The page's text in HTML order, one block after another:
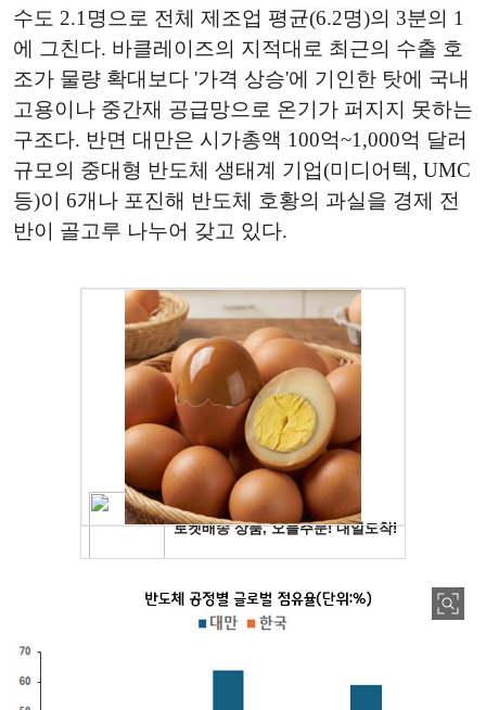
수도 2.1명으로 전체 제조업 평균(6.2명)의 3분의 1
에 그친다. 바클레이즈의 지적대로 최근의 수출 호
조가 물량 확대보다 '가격 상승'에 기인한 탓에 국내
고용이나 중간재 공급망으로 온기가 퍼지지 못하는
구조다. 반면 대만은 시가총액 100억~1,000억 달러
규모의 중대형 반도체 생태계 기업(미디어텍, UMC
등)이 6개나 포진해 반도체 호황의 과실을 경제 전
반이 골고루 나누어 갖고 있다.